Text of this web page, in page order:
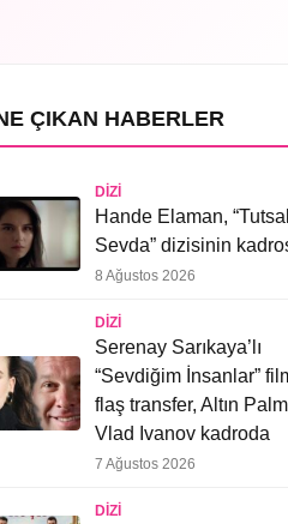
ÇIKAN HABERLER
DIZI
Hande Elaman,
Sevda” dizisinin
8 Ağustos 2026
DIZI
Serenay Sarıkaya’lı
“Sevdiğim İnsanlar”
flaş transfer, Altın
Vlad Ivanov kadroda
7 Ağustos 2026
DIZI